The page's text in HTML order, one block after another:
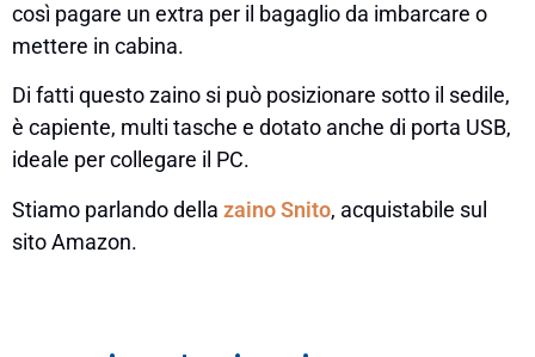
così pagare un extra per il bagaglio da imbarcare o
mettere in cabina.
Di fatti questo zaino si può posizionare sotto il sedile,
è capiente, multi tasche e dotato anche di porta USB,
ideale per collegare il PC.
Stiamo parlando della zaino Snito, acquistabile sul
sito Amazon.